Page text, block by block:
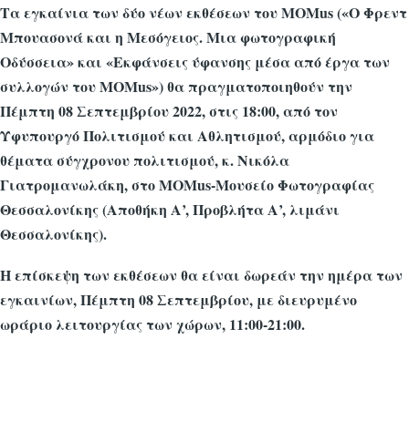
Τα εγκαίνια των δύο νέων εκθέσεων του MOMus («Ο Φρεντ
Μπουασονά και η Μεσόγειος. Μια φωτογραφική
Οδύσσεια» και «Εκφάνσεις ύφανσης μέσα από έργα των
συλλογών του MOMus») θα πραγματοποιηθούν την
Πέμπτη 08 Σεπτεμβρίου 2022, στις 18:00, από τον
Υφυπουργό Πολιτισμού και Αθλητισμού, αρμόδιο για
θέματα σύγχρονου πολιτισμού, κ. Νικόλα
Γιατρομανωλάκη, στο MOMus-Μουσείο Φωτογραφίας
Θεσσαλονίκης (Αποθήκη Α’, Προβλήτα Α’, λιμάνι
Θεσσαλονίκης).
Η επίσκεψη των εκθέσεων θα είναι δωρεάν την ημέρα των
εγκαινίων, Πέμπτη 08 Σεπτεμβρίου, με διευρυμένο
ωράριο λειτουργίας των χώρων, 11:00-21:00.